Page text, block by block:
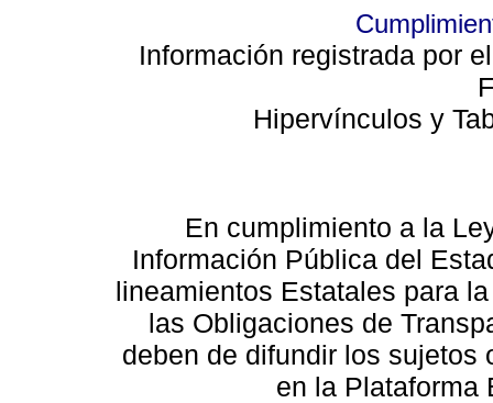
Información registrada por
Hipervínculos y
En cumplimiento a la
Información Pública del
lineamientos Estatales para
las Obligaciones de
deben de difundir los sujetos
en la Plataforma